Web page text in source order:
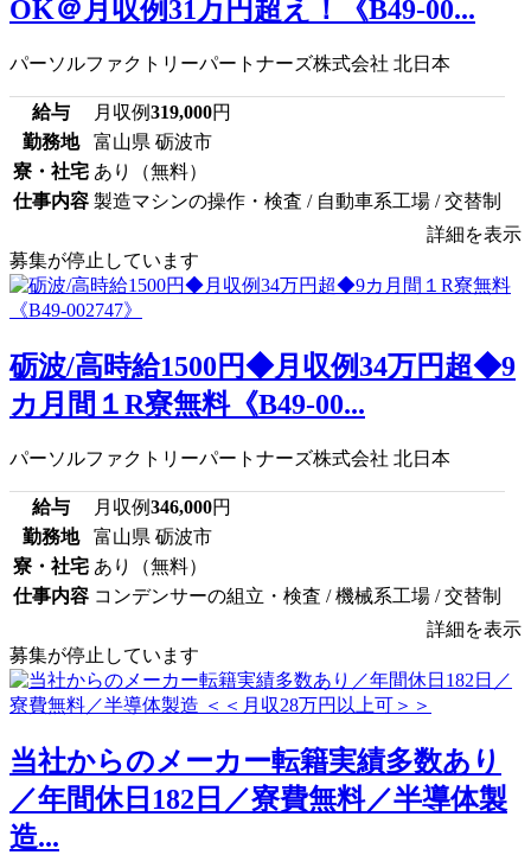
OK＠月収例31万円超え！《B49-00...
パーソルファクトリーパートナーズ株式会社 北日本
給与 月収例319,000円
勤務地
富山県 砺波市
寮・社宅 あり（無料）
仕事内容 製造マシンの操作・検査 / 自動車系工場 / 交替制
詳細を表示
募集が停止しています
砺波/高時給1500円◆月収例34万円超◆9
カ月間１R寮無料《B49-00...
パーソルファクトリーパートナーズ株式会社 北日本
給与 月収例346,000円
勤務地
富山県 砺波市
寮・社宅 あり（無料）
仕事内容 コンデンサーの組立・検査 / 機械系工場 / 交替制
詳細を表示
募集が停止しています
当社からのメーカー転籍実績多数あり
／年間休日182日／寮費無料／半導体製
造...